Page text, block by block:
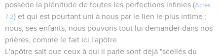
possède la plénitude de toutes les perfections infinies (Actes
7.2) et qui est pourtant uni à nous par le lien le plus intime ;
nous, ses enfants, nous pouvons tout lui demander dans nos
prières, comme le fait ici l'apôtre.
L'apôtre sait que ceux à qui il parle sont déjà "scellés du